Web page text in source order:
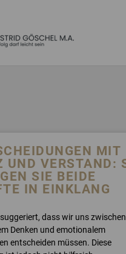
MIT
UND VERSTAND:
SIE BEIDE
IN EINKLANG
dass wir uns zwischen
Denken und emotionalem
entscheiden müssen. Diese